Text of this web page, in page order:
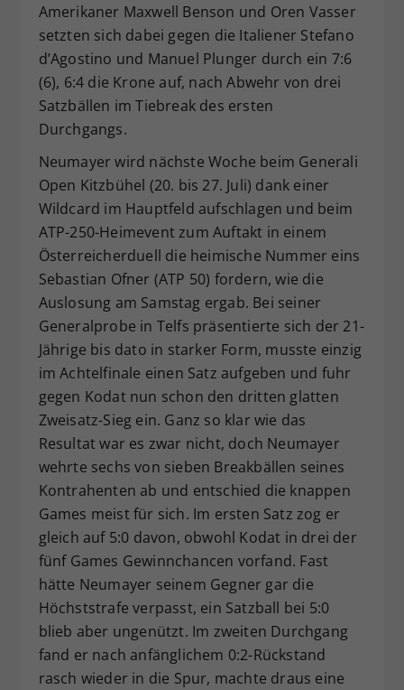
Amerikaner Maxwell Benson und Oren Vasser
setzten sich dabei gegen die Italiener Stefano
d’Agostino und Manuel Plunger durch ein 7:6
(6), 6:4 die Krone auf, nach Abwehr von drei
Satzbällen im Tiebreak des ersten
Durchgangs.
Neumayer wird nächste Woche beim Generali
Open Kitzbühel (20. bis 27. Juli) dank einer
Wildcard im Hauptfeld aufschlagen und beim
ATP-250-Heimevent zum Auftakt in einem
Österreicherduell die heimische Nummer eins
Sebastian Ofner (ATP 50) fordern, wie die
Auslosung am Samstag ergab. Bei seiner
Generalprobe in Telfs präsentierte sich der 21-
Jährige bis dato in starker Form, musste einzig
im Achtelfinale einen Satz aufgeben und fuhr
gegen Kodat nun schon den dritten glatten
Zweisatz-Sieg ein. Ganz so klar wie das
Resultat war es zwar nicht, doch Neumayer
wehrte sechs von sieben Breakbällen seines
Kontrahenten ab und entschied die knappen
Games meist für sich. Im ersten Satz zog er
gleich auf 5:0 davon, obwohl Kodat in drei der
fünf Games Gewinnchancen vorfand. Fast
hätte Neumayer seinem Gegner gar die
Höchststrafe verpasst, ein Satzball bei 5:0
blieb aber ungenützt. Im zweiten Durchgang
fand er nach anfänglichem 0:2-Rückstand
rasch wieder in die Spur, machte draus eine